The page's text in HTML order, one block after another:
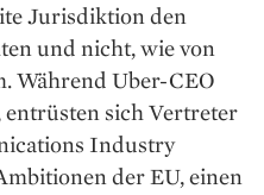
Jurisdiktion den
und nicht, wie von
Während Uber-CEO
sich Vertreter
Industry
der EU, einen